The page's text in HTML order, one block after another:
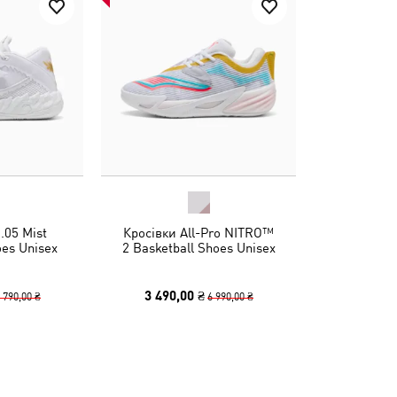
Mist
Unisex
790,00 ₴
Кросівки All-Pro NITRO™
2 Basketball Shoes Unisex
3 490,00 ₴ 6 990,00 ₴